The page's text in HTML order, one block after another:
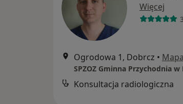
Więcej
Ogrodowa 1, Dobrcz • Mapa
SPZOZ Gminna Przychodnia w
Konsultacja radiologiczna